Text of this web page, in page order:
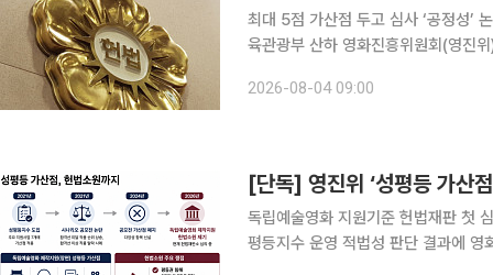
최대 5점 가산점 두고 심사 ‘공정성’ 논
육관광부 산하 영화진흥위원회(영진
에 따라 부여한 점수가 작품의 최종
2026-08-04 09:00
독립예술영화 지원기준 헌법재판 첫
평등지수 운영 적법성 판단 결과에 영화계 촉각 문화체육관광부 산하 영화진흥